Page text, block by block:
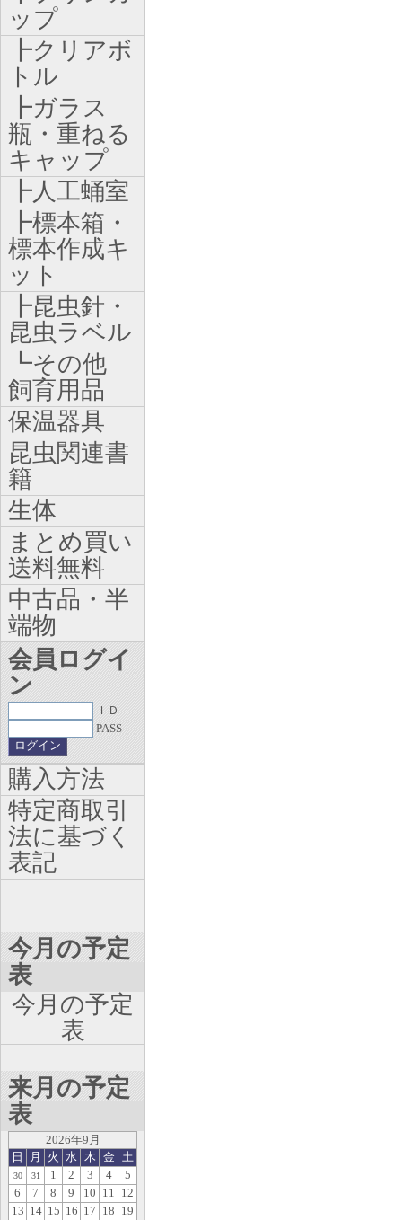
ップ
┣クリアボ
トル
┣ガラス
瓶・重ねる
キャップ
┣人工蛹室
┣標本箱・
標本作成キ
ット
┣昆虫針・
昆虫ラベル
┗その他
飼育用品
保温器具
昆虫関連書
籍
生体
まとめ買い
送料無料
中古品・半
端物
会員ログイ
ン
ＩＤ
PASS
購入方法
特定商取引
法に基づく
表記
今月の予定
表
今月の予定
表
来月の予定
表
2026年9月
日
月 火 水 木 金 土
30 31 1 2 3 4
5
6
7 8 9 10 11
12
13 14 15 16 17 18 19